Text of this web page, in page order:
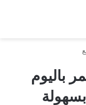
باليوم